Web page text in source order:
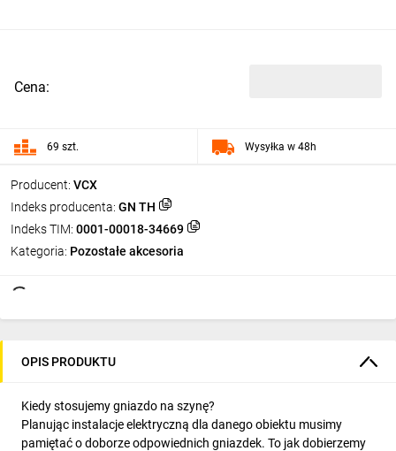
Producent: VCX
Indeks producenta: GN TH
Indeks TIM: 0001-00018-34669
Kategoria: Pozostałe akcesoria
Cena:
69 szt. Wysyłka w 48h
OPIS PRODUKTU
Kiedy stosujemy gniazdo na szynę?
Planując instalacje elektryczną dla danego obiektu musimy
pamiętać o doborze odpowiednich gniazdek. To jak dobierzemy